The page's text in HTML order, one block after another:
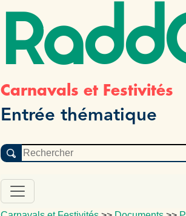
Carnavals et Festivités
Entrée thématique